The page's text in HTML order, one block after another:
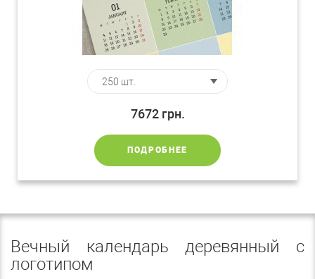
7672 грн.
ПОДРОБНЕЕ
Вечный календарь деревянный с
логотипом